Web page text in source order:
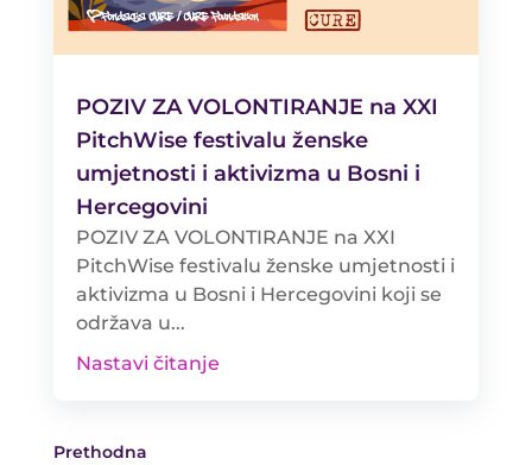
POZIV ZA VOLONTIRANJE na XXI
PitchWise festivalu ženske
umjetnosti i aktivizma u Bosni i
Hercegovini
POZIV ZA VOLONTIRANJE na XXI
PitchWise festivalu ženske umjetnosti i
aktivizma u Bosni i Hercegovini koji se
održava u...
Nastavi čitanje
Prethodna